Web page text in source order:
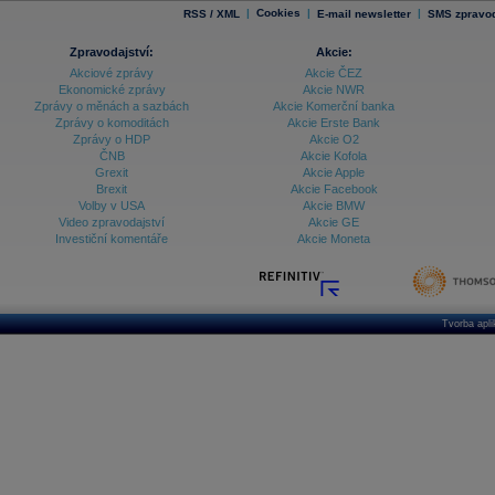
RSS / XML | Cookies | E-mail newsletter | SMS
Zpravodajství:
Akciové zprávy
Ekonomické zprávy
Zprávy o měnách a sazbách
Zprávy o komoditách
Zprávy o HDP
ČNB
Grexit
Brexit
Volby v USA
Video zpravodajství
Investiční komentáře
Akcie:
Akcie ČEZ
Akcie NWR
Akcie Komerční banka
Akcie Erste Bank
Akcie O2
Akcie Kofola
Akcie Apple
Akcie Facebook
Akcie BMW
Akcie GE
Akcie Moneta
Tvorba